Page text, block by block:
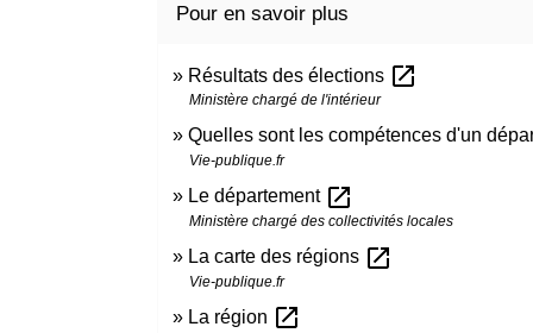
Pour en savoir plus
Résultats des élections open_in_new
Ministère chargé de l'intérieur
Quelles sont les compétences d'un
Vie-publique.fr
Le département open_in_new
Ministère chargé des collectivités locales
La carte des régions open_in_new
Vie-publique.fr
La région open_in_new